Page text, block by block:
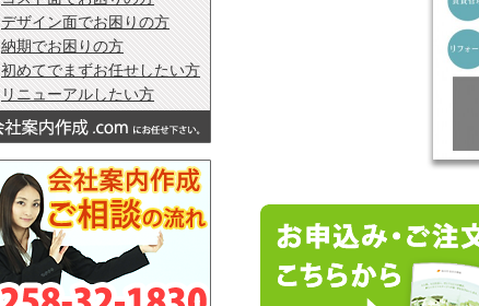
デザイン面でお困りの方
納期でお困りの方
初めてでまずお任せしたい方
リニューアルしたい方